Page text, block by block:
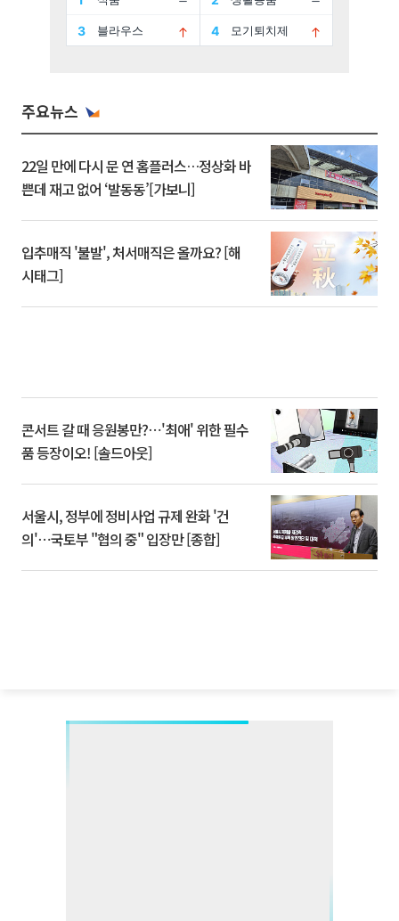
주요뉴스
22일 만에 다시 문 연 홈플러스…정상화 바
쁜데 재고 없어 ‘발동동’[가보니]
입추매직 '불발', 처서매직은 올까요? [해
시태그]
콘서트 갈 때 응원봉만?⋯'최애' 위한 필수
품 등장이오! [솔드아웃]
서울시, 정부에 정비사업 규제 완화 '건
의'⋯국토부 "협의 중" 입장만 [종합]